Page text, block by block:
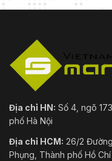
Địa chỉ HN: Số 4, ngõ
phố Hà Nội
Địa chỉ HCM: 26/2
Phụng, Thành phố Hồ